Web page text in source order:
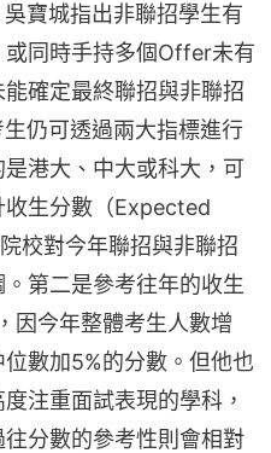
寶城指出非聯招學生有
同時手持多個Offer未有
確定最終聯招與非聯招
仍可透過兩大指標進行
港大、中大或科大，可
生分數（Expected
校對今年聯招與非聯招
第二是參考往年的收生
因今年整體考生人數增
數加5%的分數。但他也
注重面試表現的學科，
分數的參考性則會相對